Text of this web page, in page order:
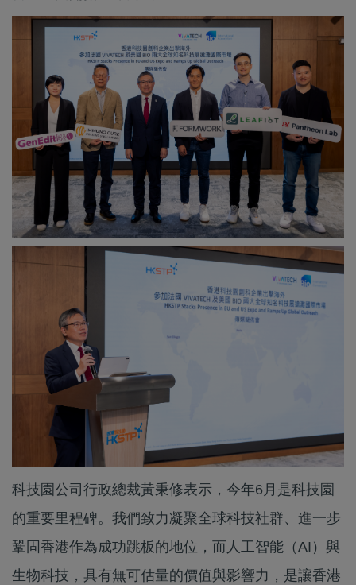
科技園公司行政總裁黃秉修表示，今年6月是科技園
的重要里程碑。我們致力凝聚全球科技社群、進一步
鞏固香港作為成功跳板的地位，而人工智能（AI）與
生物科技，具有無可估量的價值與影響力，是讓香港